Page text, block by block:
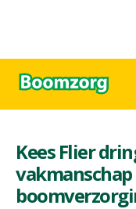
Kees Flier
vakmanschap